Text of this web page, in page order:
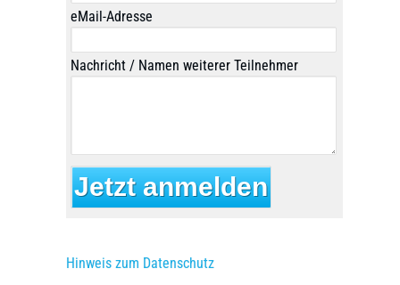
eMail-Adresse
Nachricht / Namen weiterer Teilnehmer
Hinweis zum Datenschutz